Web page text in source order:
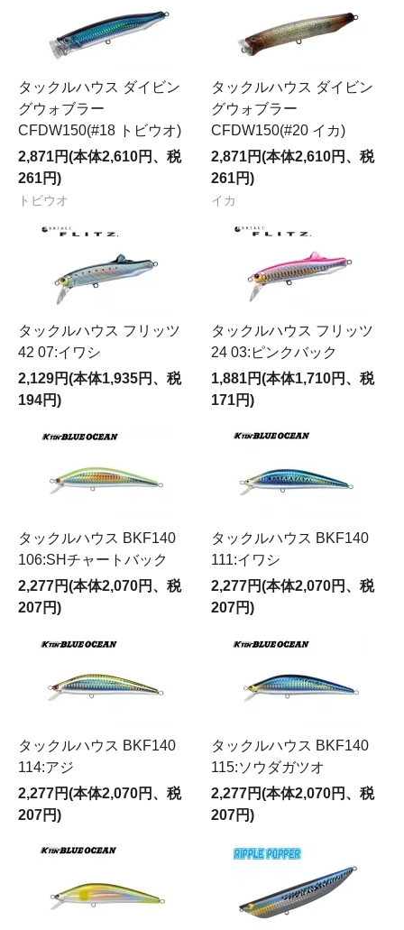
タックルハウス ダイビン
グウォブラー
CFDW150(#18 トビウオ)
2,871円(本体2,610円、税
261円)
トビウオ
タックルハウス ダイビン
グウォブラー
CFDW150(#20 イカ)
2,871円(本体2,610円、税
261円)
イカ
タックルハウス フリッツ
42 07:イワシ
2,129円(本体1,935円、税
194円)
タックルハウス フリッツ
24 03:ピンクバック
1,881円(本体1,710円、税
171円)
タックルハウス BKF140
106:SHチャートバック
2,277円(本体2,070円、税
207円)
タックルハウス BKF140
111:イワシ
2,277円(本体2,070円、税
207円)
タックルハウス BKF140
114:アジ
2,277円(本体2,070円、税
207円)
タックルハウス BKF140
115:ソウダガツオ
2,277円(本体2,070円、税
207円)